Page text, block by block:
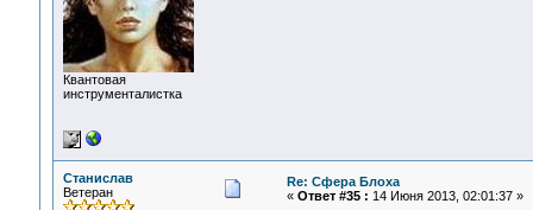
Квантовая
инструменталистка
Станислав
Ветеран
Re: Сфера Блоха
« Ответ #35 : 14 Июня 2013, 02:01:37 »